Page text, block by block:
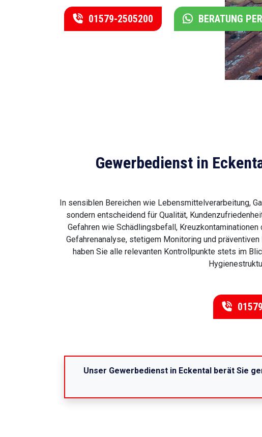
01579-2505200 BERATUNG
Gewerbedienst in
In sensiblen Bereichen wie Lebensmittelverarbeitung,
sondern entscheidend für Qualität,
Gefahren wie Schädlingsbefall,
Gefahrenanalyse, stetigem Monitoring und
haben Sie alle relevanten Kontrollpunkte stets im
Unser Gewerbedienst in Eckental berät Sie